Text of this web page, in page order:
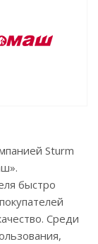
Sturm
быстро
Среди